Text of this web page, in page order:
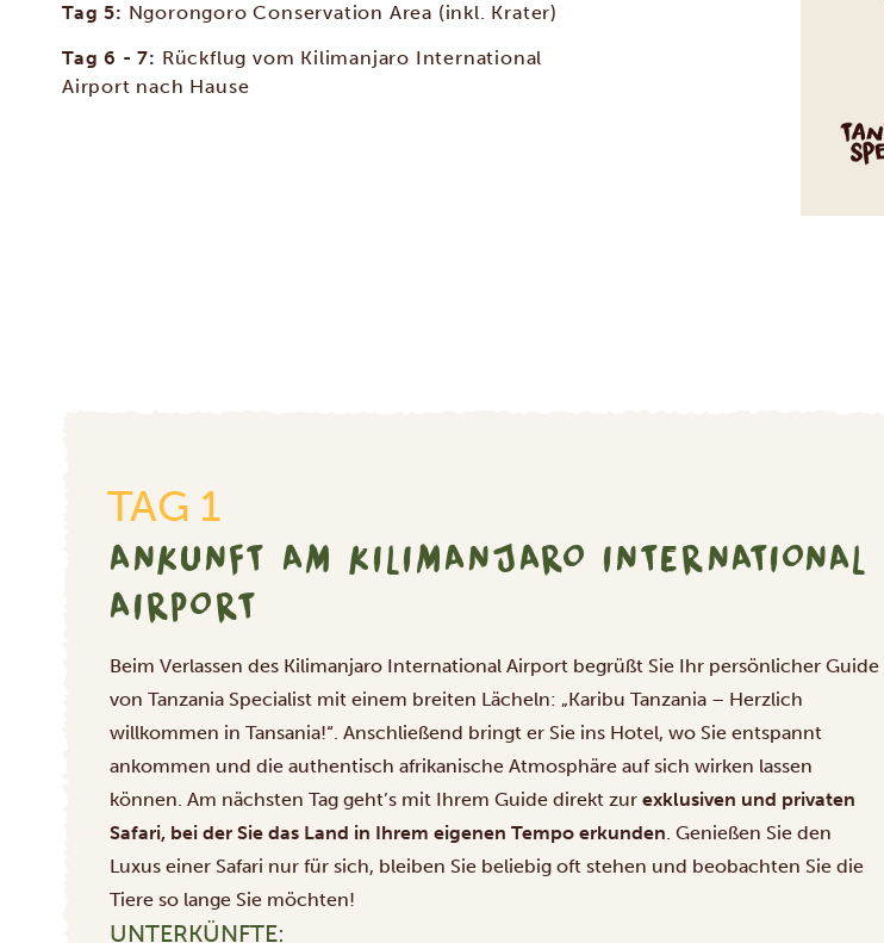
Tag 5: Ngorongoro Conservation Area (inkl. Krater)
Tag 6 - 7: Rückflug vom Kilimanjaro International
Airport nach Hause
TAG 1
ANKUNFT AM KILIMANJARO INTERNATIONAL
AIRPORT
Beim Verlassen des Kilimanjaro International Airport begrüßt Sie Ihr persönlicher Guide
von Tanzania Specialist mit einem breiten Lächeln: „Karibu Tanzania – Herzlich
willkommen in Tansania!“. Anschließend bringt er Sie ins Hotel, wo Sie entspannt
ankommen und die authentisch afrikanische Atmosphäre auf sich wirken lassen
können. Am nächsten Tag geht’s mit Ihrem Guide direkt zur exklusiven und privaten
Safari, bei der Sie das Land in Ihrem eigenen Tempo erkunden. Genießen Sie den
Luxus einer Safari nur für sich, bleiben Sie beliebig oft stehen und beobachten Sie die
Tiere so lange Sie möchten!
UNTERKÜNFTE: